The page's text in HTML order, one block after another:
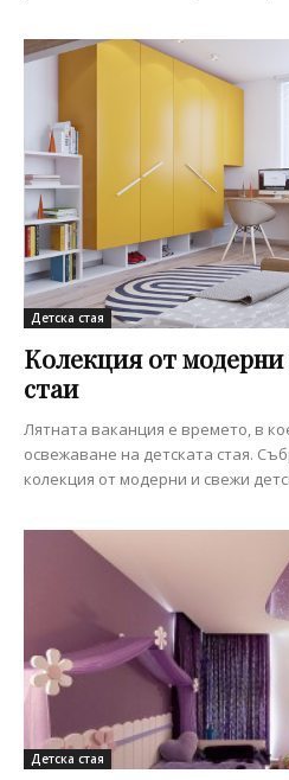
Детска стая
Колекция от
стаи
Лятната ваканция е времето, в
освежаване на детската стая.
колекция от модерни и свежи
Детска стая